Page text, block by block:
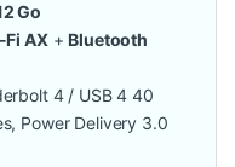
Go
AX+Bluetooth
4 / USB 4 40
Power Delivery 3.0